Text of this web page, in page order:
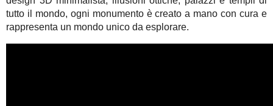
tutto il mondo, ogni monumento è creato a mano con cura e
rappresenta un mondo unico da esplorare.